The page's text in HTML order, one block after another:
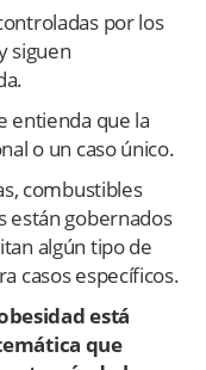
por los
siguen
entienda que la
o un caso único.
combustibles
están gobernados
algún tipo de
casos específicos.
está
que